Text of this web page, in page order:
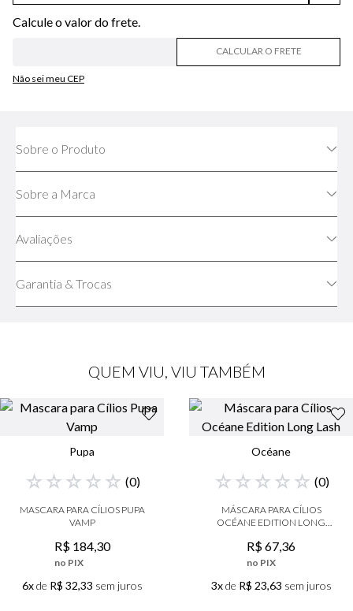
Não sei meu CEP
CALCULAR O FRETE
Sobre o Produto
Sobre a Marca
Avaliações
Garantia & Trocas
QUEM VIU, VIU TAMBÉM
Pupa
☆ ☆ ☆ ☆ ☆ (0)
MASCARA PARA CÍLIOS PUPA
VAMP
R$ 184,30
no PIX
6xde R$ 32,33 sem juros
Océane
☆ ☆ ☆ ☆ ☆ (0)
MÁSCARA PARA CÍLIOS
OCÉANE EDITION LONG
R$67,36
no PIX
3xde R$ 23,63 sem juros